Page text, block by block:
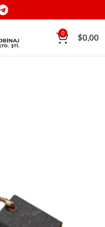
0 $0,00